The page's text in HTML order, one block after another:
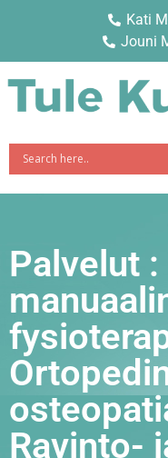
Kati
Jouni
Palvelut
Ravinto-